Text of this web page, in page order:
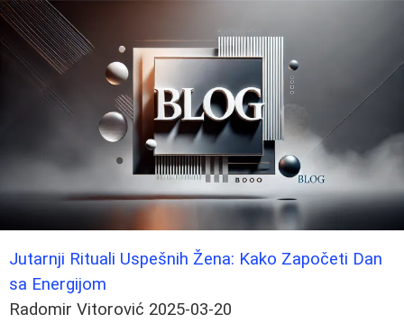
Jutarnji Rituali Uspešnih Žena: Kako Započeti Dan
sa Energijom
Radomir Vitorović 2025-03-20